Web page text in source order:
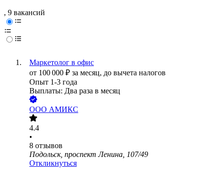
, 9 вакансий
Маркетолог в офис
от 100 000 ₽ за месяц, до вычета налогов
Опыт 1-3 года
Выплаты: Два раза в месяц
ООО АМИКС
4.4
•
8 отзывов
Подольск, проспект Ленина, 107/49
Откликнуться